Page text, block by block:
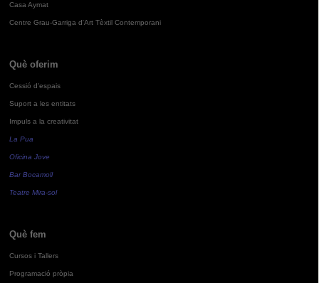
Casa Aymat
Centre Grau-Garriga d'Art Tèxtil Contemporani
Què oferim
Cessió d'espais
Suport a les entitats
Impuls a la creativitat
La Pua
Oficina Jove
Bar Bocamoll
Teatre Mira-sol
Què fem
Cursos i Tallers
Programació pròpia